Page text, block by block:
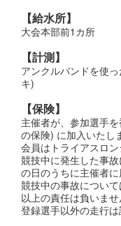
【給水所】
大会本部前1カ所
【計測】
アンクルバンドを使
キ)
【保険】
主催者が、参加選手
の保険) に加入いたし
会員はトライアスロン
競技中に発生した事
の日のうちに主催者に
競技中の事故につい
以上の責任は負いませ
登録選手以外の走行は